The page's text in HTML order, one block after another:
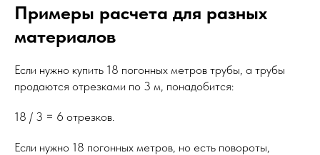
Примеры расчета для разных
материалов
Если нужно купить 18 погонных метров трубы, а трубы
продаются отрезками по 3 м, понадобится:
18 / 3 = 6 отрезков.
Если нужно 18 погонных метров, но есть повороты,